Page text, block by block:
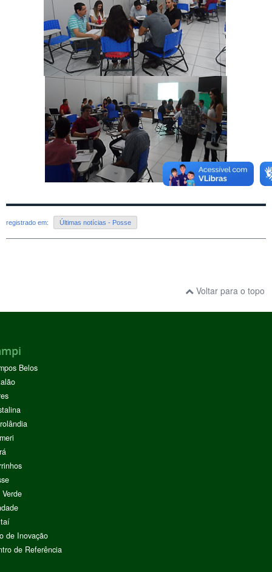
registrado em: Últimas notícias - Posse
Voltar para o topo
Belos
de Inovação
de Referência